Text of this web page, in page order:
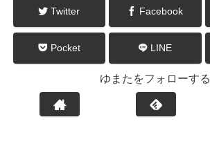
Twitter Facebook
Pocket LINE
ゆまたをフォローする